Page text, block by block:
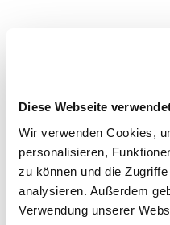
Diese Webseite
Wir verwenden Cookies,
personalisieren,
zu können und die
analysieren. Außerdem
Verwendung unserer
Begleitend dazu werden in
um 19 Uhr, richten Rabbi
Theologie), Prof. Dr. Klaus
Theologie) und Jun.-Prof.
Theologie) einen
monotheistischen